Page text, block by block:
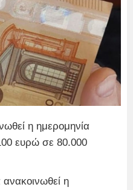
η ημερομηνία
ευρώ σε 80.000
η